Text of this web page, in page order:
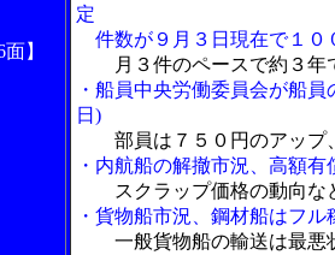
】
定
件数が９月３日現在で１０
月３件のペースで約３年
・船員中央労働委員会が船
日)
部員は７５０円のアップ
・内航船の解撤市況、高額
スクラップ価格の動向な
・貨物船市況、鋼材船はフル
一般貨物船の輸送は最悪